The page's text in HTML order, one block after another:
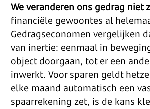
We veranderen ons gedrag niet
financiële gewoontes al
Gedragseconomen vergelijken
van inertie: eenmaal in
object doorgaan, tot er een
inwerkt. Voor sparen geldt
elke maand automatisch een
spaarrekening zet, is de kans